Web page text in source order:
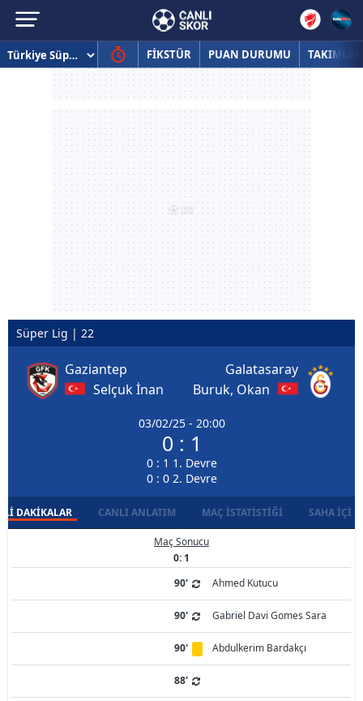
FİKSTÜR PUAN DURUMU TAKIMLAR
Süper Lig | 22
Gaziantep
Selçuk İnan
03/02/25 - 20:00
0 : 1
0 : 1 1. Devre
0 : 0 2. Devre
Galatasaray
Buruk, Okan
DAKIKALAR CANLI ANLATIM MAÇ İSTATISTIĞI SAHA İÇI
Maç Sonucu
0: 1
90'
Ahmed Kutucu
90' Gabriel Davi Gomes Sara
90' Abdulkerim Bardakçı
88'